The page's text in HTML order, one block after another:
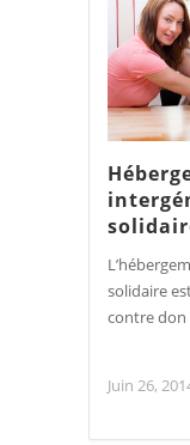
solidaire
contre don
Juin 26,